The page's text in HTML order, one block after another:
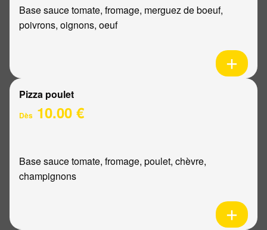
Base sauce tomate, fromage, merguez de boeuf,
poivrons, oignons, oeuf
Pizza poulet
Dès 10.00 €
Base sauce tomate, fromage, poulet, chèvre,
champignons